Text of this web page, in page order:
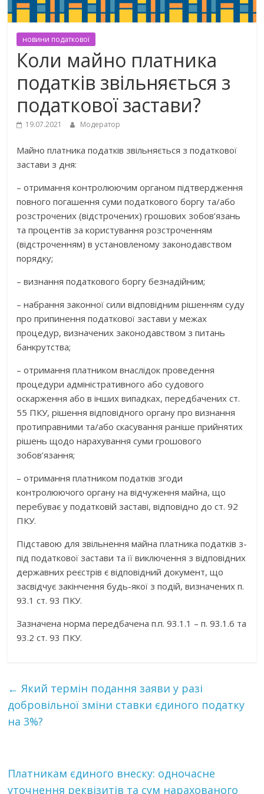
новини податкової
Коли майно платника
податків звільняється з
податкової застави?
19.07.2021 Модератор
Майно платника податків звільняється з податкової
застави з дня:
– отримання контролюючим органом підтвердження
повного погашення суми податкового боргу та/або
розстрочених (відстрочених) грошових зобов’язань
та процентів за користування розстроченням
(відстроченням) в установленому законодавством
порядку;
– визнання податкового боргу безнадійним;
– набрання законної сили відповідним рішенням суду
про припинення податкової застави у межах
процедур, визначених законодавством з питань
банкрутства;
– отримання платником внаслідок проведення
процедури адміністративного або судового
оскарження або в інших випадках, передбачених ст.
55 ПКУ, рішення відповідного органу про визнання
протиправними та/або скасування раніше прийнятих
рішень щодо нарахування суми грошового
зобов’язання;
– отримання платником податків згоди
контролюючого органу на відчуження майна, що
перебуває у податковій заставі, відповідно до ст. 92
ПКУ.
Підставою для звільнення майна платника податків з-
під податкової застави та її виключення з відповідних
державних реєстрів є відповідний документ, що
засвідчує закінчення будь-якої з подій, визначених п.
93.1 ст. 93 ПКУ.
Зазначена норма передбачена п.п. 93.1.1 – п. 93.1.6 та
93.2 ст. 93 ПКУ.
← Який термін подання заяви у разі
добровільної зміни ставки єдиного податку
на 3%?
Платникам єдиного внеску: одночасне
уточнення реквізитів та сум нарахованого